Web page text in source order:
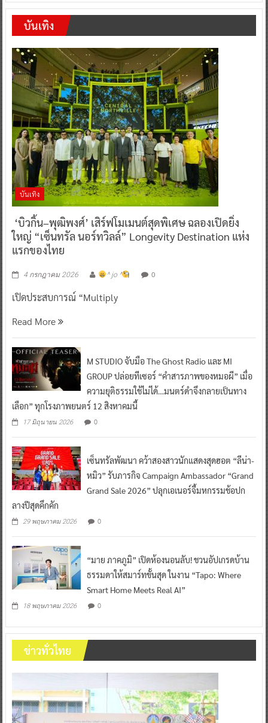
บันเทิง
บันเทิง
‘บิวกิ้น–พุฒิพงศ์’ เสิร์ฟโมเมนต์สุดพิเศษ ฉลองเปิดยิ่ง
ใหญ่ “เซ็นทรัล นอร์ทวิลล์” Longevity Destination แห่ง
แรกของไทย
4 กรกฎาคม 2026 ^ jo ^ 0
เปิดประสบการณ์ “Multiply
Read More
M STUDIO จับมือ The Ghost Radio และ MI
GROUP ปล่อยทีเซอร์ “คำสารภาพของหมอผี” เมื่อ
ความยุติธรรมใช้ไม่ได้…มนตร์ดำจึงกลายเป็นทาง
เลือก” ทุกโรงภาพยนตร์ 12 สิงหาคมนี้
17 มิถุนายน 2026 0
เซ็นทรัลพัฒนา คว้าสองสาวนักแสดงสุดฮอต “ลีน่า-
หมิว” รับภารกิจ Campaign Ambassador “Grand
Grand Sale 2026” ปลุกเอเนอร์จี้มหกรรมช้อปก
ลางปีสุดคึกคัก
29 พฤษภาคม 2026 0
“มาย ภาคภูมิ” เปิดห้องนอนลับ! ชวนอัปเกรดบ้าน
ธรรมดาให้สมาร์ทขั้นสุด ในงาน “Tapo: Where
Smart Home Meets Real AI”
18 พฤษภาคม 2026 0
ข่าวทั่วไทย